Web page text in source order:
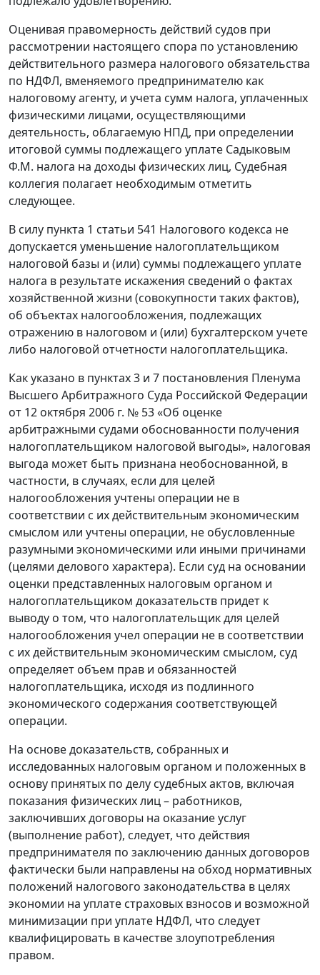
Оценивая правомерность действий судов при
рассмотрении настоящего спора по установлению
действительного размера налогового обязательства
по НДФЛ, вменяемого предпринимателю как
налоговому агенту, и учета сумм налога, уплаченных
физическими лицами, осуществляющими
деятельность, облагаемую НПД, при определении
итоговой суммы подлежащего уплате Садыковым
Ф.М. налога на доходы физических лиц, Судебная
коллегия полагает необходимым отметить
следующее.
В силу пункта 1 статьи 541 Налогового кодекса не
допускается уменьшение налогоплательщиком
налоговой базы и (или) суммы подлежащего уплате
налога в результате искажения сведений о фактах
хозяйственной жизни (совокупности таких фактов),
об объектах налогообложения, подлежащих
отражению в налоговом и (или) бухгалтерском учете
либо налоговой отчетности налогоплательщика.
Как указано в пунктах 3 и 7 постановления Пленума
Высшего Арбитражного Суда Российской Федерации
от 12 октября 2006 г. № 53 «Об оценке
арбитражными судами обоснованности получения
налогоплательщиком налоговой выгоды», налоговая
выгода может быть признана необоснованной, в
частности, в случаях, если для целей
налогообложения учтены операции не в
соответствии с их действительным экономическим
смыслом или учтены операции, не обусловленные
разумными экономическими или иными причинами
(целями делового характера). Если суд на основании
оценки представленных налоговым органом и
налогоплательщиком доказательств придет к
выводу о том, что налогоплательщик для целей
налогообложения учел операции не в соответствии
с их действительным экономическим смыслом, суд
определяет объем прав и обязанностей
налогоплательщика, исходя из подлинного
экономического содержания соответствующей
операции.
На основе доказательств, собранных и
исследованных налоговым органом и положенных в
основу принятых по делу судебных актов, включая
показания физических лиц – работников,
заключивших договоры на оказание услуг
(выполнение работ), следует, что действия
предпринимателя по заключению данных договоров
фактически были направлены на обход нормативных
положений налогового законодательства в целях
экономии на уплате страховых взносов и возможной
минимизации при уплате НДФЛ, что следует
квалифицировать в качестве злоупотребления
правом.